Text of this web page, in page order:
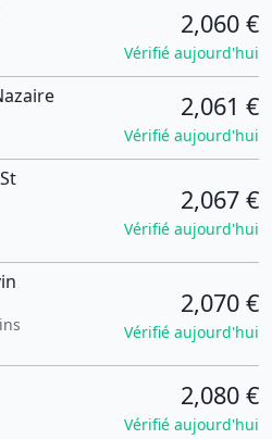
2,060 €
Vérifié aujourd'hui
2,061 €
Vérifié aujourd'hui
2,067 €
Vérifié aujourd'hui
2,070 €
Vérifié aujourd'hui
2,080 €
Vérifié aujourd'hui